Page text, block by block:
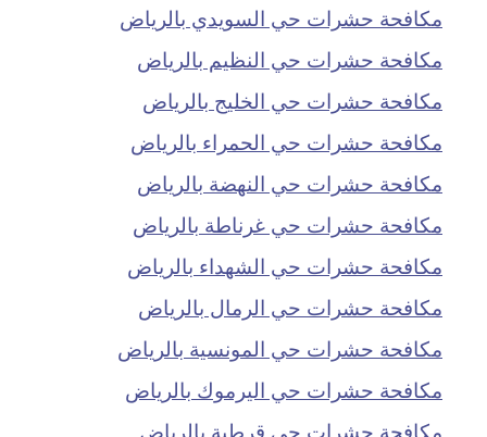
مكافحة حشرات حي السويدي بالرياض
مكافحة حشرات حي النظيم بالرياض
مكافحة حشرات حي الخليج بالرياض
مكافحة حشرات حي الحمراء بالرياض
مكافحة حشرات حي النهضة بالرياض
مكافحة حشرات حي غرناطة بالرياض
مكافحة حشرات حي الشهداء بالرياض
مكافحة حشرات حي الرمال بالرياض
مكافحة حشرات حي المونسية بالرياض
مكافحة حشرات حي اليرموك بالرياض
مكافحة حشرات حي قرطبة بالرياض